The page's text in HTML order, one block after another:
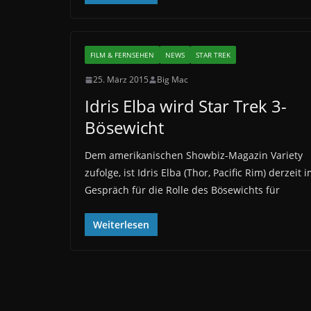
FILM & FERNSEHEN NEWS STAR TREK
25. März 2015 Big Mac
Idris Elba wird Star Trek 3-
Bösewicht
Dem amerikanischen Showbiz-Magazin Variety
zufolge, ist Idris Elba (Thor, Pacific Rim) derzeit
Gespräch für die Rolle des Bösewichts für
Weiterlesen